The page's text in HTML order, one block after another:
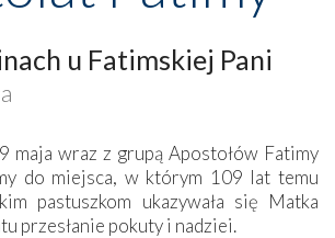
u Fatimskiej Pani
maja wraz z grupą Apostołów Fatimy
do miejsca, w którym 109 lat temu
pastuszkom ukazywała się Matka
przesłanie pokuty i nadziei.